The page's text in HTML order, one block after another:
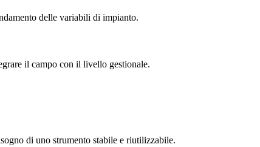
delle variabili di impianto.
il campo con il livello gestionale.
di uno strumento stabile e riutilizzabile.